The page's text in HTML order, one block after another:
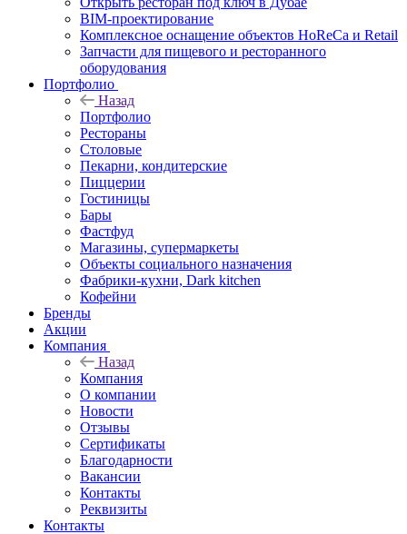
BIM-проектирование
Комплексное оснащение объектов HoReCa и Retail
Запчасти для пищевого и ресторанного
оборудования
Портфолио
Назад
Портфолио
Рестораны
Столовые
Пекарни, кондитерские
Пиццерии
Гостиницы
Бары
Фастфуд
Магазины, супермаркеты
Объекты социального назначения
Фабрики-кухни, Dark kitchen
Кофейни
Бренды
Акции
Компания
Назад
Компания
О компании
Новости
Отзывы
Сертификаты
Благодарности
Вакансии
Контакты
Реквизиты
Контакты